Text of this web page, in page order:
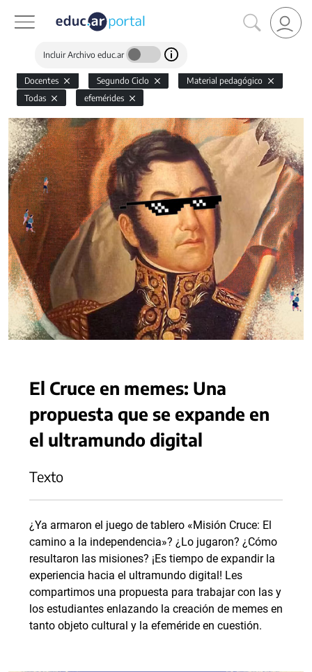
Incluir Archivo educ.ar
Docentes Segundo Ciclo
Material pedagógico
Todas
efemérides
El Cruce en memes: Una
propuesta que se expande en
el ultramundo digital
Texto
¿Ya armaron el juego de tablero «Misión Cruce: El
camino a la independencia»? ¿Lo jugaron? ¿Cómo
resultaron las misiones? ¡Es tiempo de expandir la
experiencia hacia el ultramundo digital! Les
compartimos una propuesta para trabajar con las y
los estudiantes enlazando la creación de memes en
tanto objeto cultural y la efeméride en cuestión.